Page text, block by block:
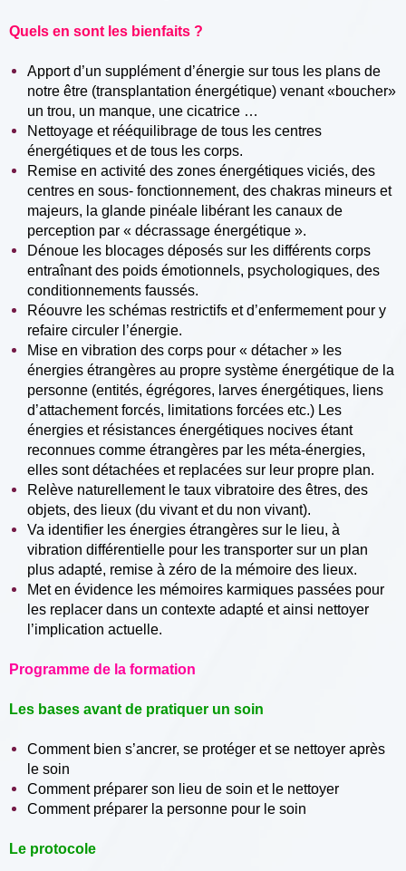
Quels en sont les bienfaits ?
Apport d’un supplément d’énergie sur tous les plans de
notre être (transplantation énergétique) venant «boucher»
un trou, un manque, une cicatrice …
Nettoyage et rééquilibrage de tous les centres
énergétiques et de tous les corps.
Remise en activité des zones énergétiques viciés, des
centres en sous- fonctionnement, des chakras mineurs et
majeurs, la glande pinéale libérant les canaux de
perception par « décrassage énergétique ».
Dénoue les blocages déposés sur les différents corps
entraînant des poids émotionnels, psychologiques, des
conditionnements faussés.
Réouvre les schémas restrictifs et d’enfermement pour y
refaire circuler l’énergie.
Mise en vibration des corps pour « détacher » les
énergies étrangères au propre système énergétique de la
personne (entités, égrégores, larves énergétiques, liens
d’attachement forcés, limitations forcées etc.) Les
énergies et résistances énergétiques nocives étant
reconnues comme étrangères par les méta-énergies,
elles sont détachées et replacées sur leur propre plan.
Relève naturellement le taux vibratoire des êtres, des
objets, des lieux (du vivant et du non vivant).
Va identifier les énergies étrangères sur le lieu, à
vibration différentielle pour les transporter sur un plan
plus adapté, remise à zéro de la mémoire des lieux.
Met en évidence les mémoires karmiques passées pour
les replacer dans un contexte adapté et ainsi nettoyer
l’implication actuelle.
Programme de la formation
Les bases avant de pratiquer un soin
Comment bien s’ancrer, se protéger et se nettoyer après
le soin
Comment préparer son lieu de soin et le nettoyer
Comment préparer la personne pour le soin
Le protocole